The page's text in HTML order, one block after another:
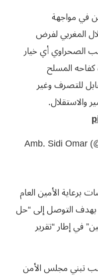
في مواجهة
المغربي لفرض
الصحراوي أي خيار
المسلح
للتصرف وغير
والاستقلال.
برعاية الأمين العام
التوصل إلى “حل
في إطار “تقرير
تبني مجلس الأمن